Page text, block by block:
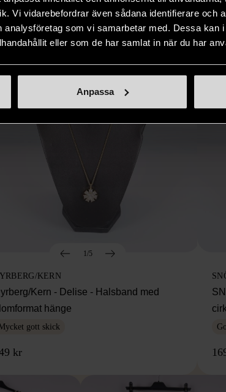
Vi vidarebefordrar även sådana identifierare och
som vi samarbetar med. Dessa kan
eller som de har samlat in när du har
Anpassa
1/5
KERN
Kern - Delise - Halsband med
hänge
Mycket gott skick
kr